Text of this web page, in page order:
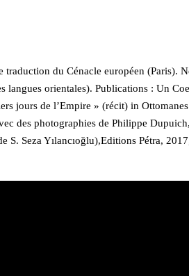
du Cénacle européen (Paris).
langues orientales). Publications : Un
jours de l’Empire » (récit) in
des photographies de Philippe
Seza Yılancıoğlu),Editions Pétra,